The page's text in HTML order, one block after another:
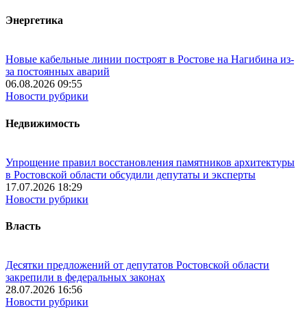
Энергетика
Новые кабельные линии построят в Ростове на Нагибина из-
за постоянных аварий
06.08.2026 09:55
Новости рубрики
Недвижимость
Упрощение правил восстановления памятников архитектуры
в Ростовской области обсудили депутаты и эксперты
17.07.2026 18:29
Новости рубрики
Власть
Десятки предложений от депутатов Ростовской области
закрепили в федеральных законах
28.07.2026 16:56
Новости рубрики